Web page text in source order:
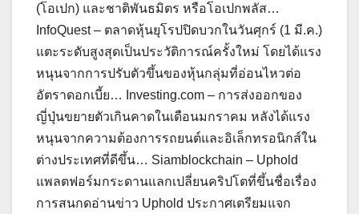
(โอเปก) และชาติพันธมิตร หรือโอเปกพลัส…
InfoQuest – ตลาดหุ้นยุโรปปิดบวกในวันศุกร์ (1 มี.ค.)
แตะระดับสูงสุดเป็นประวัติการณ์ครั้งใหม่ โดยได้แรง
หนุนจากการปรับตัวขึ้นของหุ้นกลุ่มที่อ่อนไหวต่อ
อัตราดอกเบี้ย… Investing.com – การส่งออกของ
ญี่ปุ่นขยายตัวเกินคาดในเดือนมกราคม หลังได้แรง
หนุนจากความต้องการรถยนต์และอิเล็กทรอนิกส์ใน
ต่างประเทศที่ดีขึ้น… Siamblockchain – Uphold
แพลตฟอร์มกระดานแลกเปลี่ยนคริปโตที่ขึ้นชื่อเรื่อง
การสนกดอ่านข่าว Uphold ประกาศเตรียมแจก